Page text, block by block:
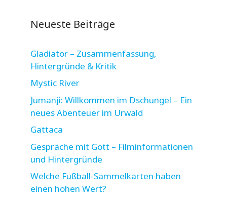
Neueste Beiträge
Gladiator – Zusammenfassung,
Hintergründe & Kritik
Mystic River
Jumanji: Willkommen im Dschungel – Ein
neues Abenteuer im Urwald
Gattaca
Gespräche mit Gott – Filminformationen
und Hintergründe
Welche Fußball-Sammelkarten haben
einen hohen Wert?